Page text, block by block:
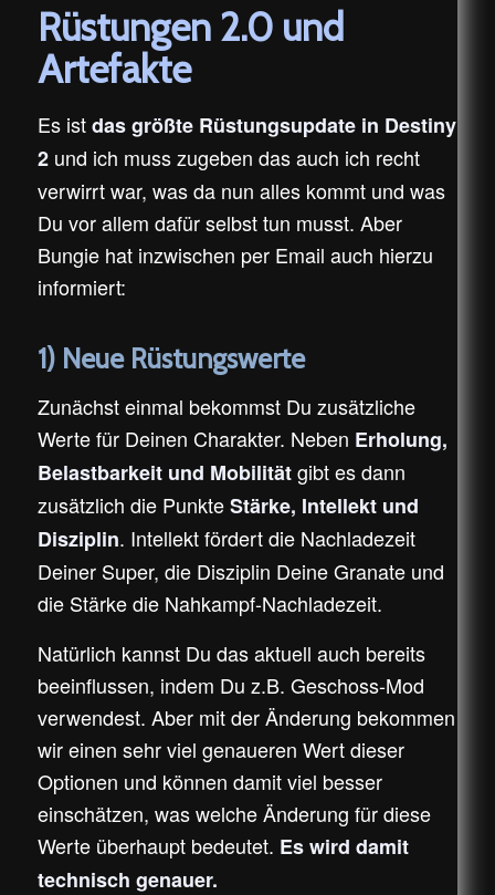
Rüstungen 2.0 und
Artefakte
Es istdas größte Rüstungsupdate in Destiny
2und ich muss zugeben das auch ich recht
verwirrt war, was da nun alles kommt und was
Du vor allem dafür selbst tun musst. Aber
Bungie hat inzwischen per Email auch hierzu
informiert:
1) Neue Rüstungswerte
Zunächst einmal bekommst Du zusätzliche
Werte für Deinen Charakter. Neben Erholung,
Belastbarkeit und Mobilitätgibt es dann
zusätzlich die PunkteStärke, Intellekt und
Disziplin. Intellekt fördert die Nachladezeit
Deiner Super, die Disziplin Deine Granate und
die Stärke die Nahkampf-Nachladezeit.
Natürlich kannst Du das aktuell auch bereits
beeinflussen, indem Du z.B. Geschoss-Mod
verwendest. Aber mit der Änderung bekommen
wir einen sehr viel genaueren Wert dieser
Optionen und können damit viel besser
einschätzen, was welche Änderung für diese
Werte überhaupt bedeutet. Es wird damit
technisch genauer.